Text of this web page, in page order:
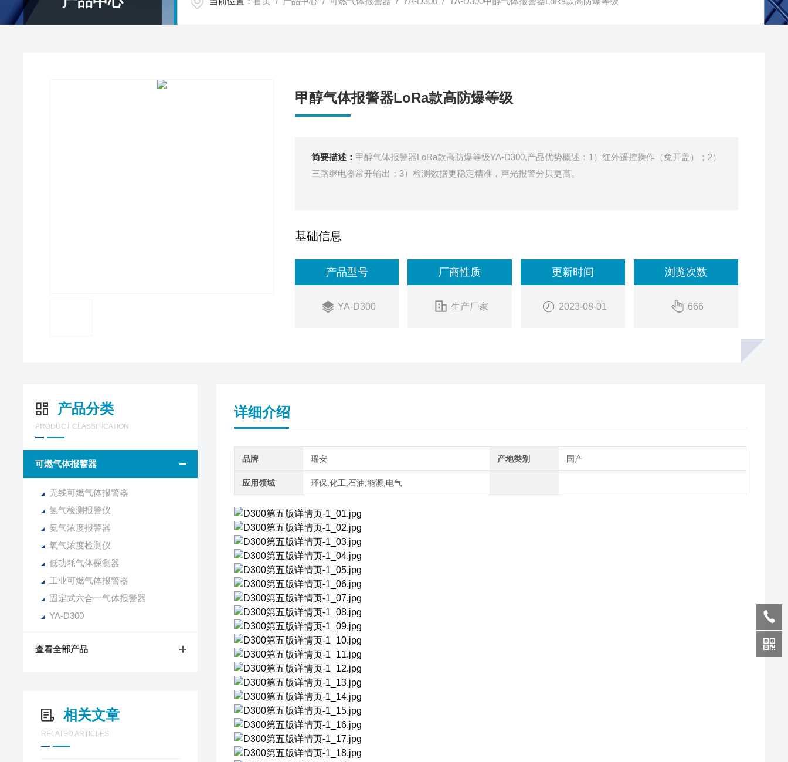
甲醇气体报警器LoRa款高防爆等级
简要描述： 甲醇气体报警器LoRa款高防爆等级YA-D300,产品优势概述：1）红外遥控操作（免开盖）；2）
三路继电器常开输出；3）检测数据更稳定精准，声光报警分贝更高。
基础信息
产品型号
YA-D300
厂商性质
生产厂家
更新时间
2023-08-01
浏览次数
666
产品分类
PRODUCT CLASSIFICATION
可燃气体报警器
无线可燃气体报警器
氢气检测报警仪
氨气浓度报警器
氧气浓度检测仪
低功耗气体探测器
工业可燃气体报警器
固定式六合一气体报警器
YA-D300
查看全部产品
相关文章
RELATED ARTICLES
详细介绍
品牌 瑶安 产地类别 国产
应用领域 环保,化工,石油,能源,电气